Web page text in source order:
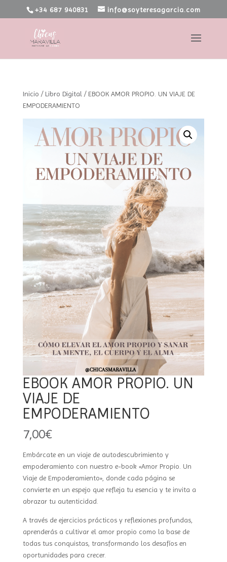
+34 687 940831 info@soyteresagarcia.com
Inicio / Libro Digital / EBOOK AMOR PROPIO. UN VIAJE DE
EMPODERAMIENTO
EBOOK AMOR PROPIO. UN
VIAJE DE
EMPODERAMIENTO
7,00€
Embárcate en un viaje de autodescubrimiento y
empoderamiento con nuestro e-book «Amor Propio. Un
Viaje de Empoderamiento», donde cada página se
convierte en un espejo que refleja tu esencia y te invita a
abrazar tu autenticidad.
A través de ejercicios prácticos y reflexiones profundas,
aprenderás a cultivar el amor propio como la base de
todas tus conquistas, transformando los desafíos en
oportunidades para crecer.